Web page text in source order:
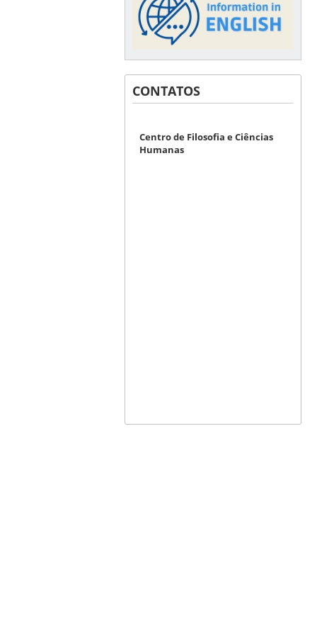
CONTATOS
Centro de Filosofia e Ciências
Humanas